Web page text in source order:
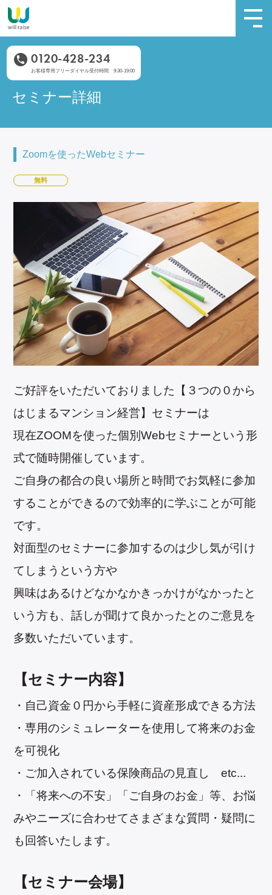
セミナー詳細
0120-428-234
お客様専用フリーダイヤル受付時間 9:30-19:00
Zoomを使ったWebセミナー
無料
ご好評をいただいておりました【３つの０から
はじまるマンション経営】セミナーは
現在ZOOMを使った個別Webセミナーという形
式で随時開催しています。
ご自身の都合の良い場所と時間でお気軽に参加
することができるので効率的に学ぶことが可能
です。
対面型のセミナーに参加するのは少し気が引け
てしまうという方や
興味はあるけどなかなかきっかけがなかったと
いう方も、話しが聞けて良かったとのご意見を
多数いただいています。
【セミナー内容】
・自己資金０円から手軽に資産形成できる方法
・専用のシミュレーターを使用して将来のお金
を可視化
・ご加入されている保険商品の見直し etc...
・「将来への不安」「ご自身のお金」等、お悩
みやニーズに合わせてさまざまな質問・疑問に
も回答いたします。
【セミナー会場】